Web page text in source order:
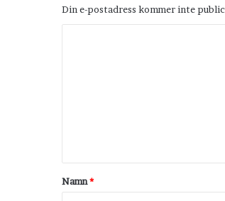
Din e-postadress kommer inte
t
a
Namn*